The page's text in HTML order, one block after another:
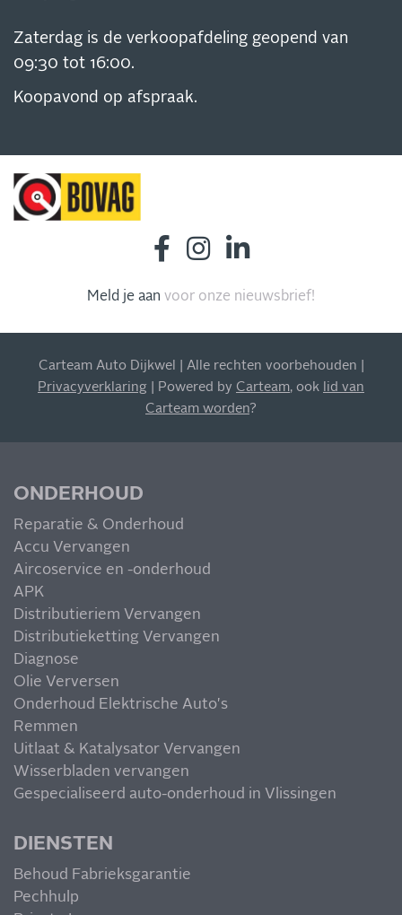
Zaterdag is de verkoopafdeling geopend van
09:30 tot 16:00.
Koopavond op afspraak.
Meld je aan voor onze nieuwsbrief!
INSCHRIJVEN NIEUWSBRIEF
Carteam Auto Dijkwel | Alle rechten voorbehouden |
Privacyverklaring | Powered by Carteam, ook
lid van
Carteam worden?
ONDERHOUD
Reparatie & Onderhoud
Accu Vervangen
Aircoservice en -onderhoud
APK
Distributieriem Vervangen
Distributieketting Vervangen
Diagnose
Olie Verversen
Onderhoud Elektrische Auto's
Remmen
Uitlaat & Katalysator Vervangen
Wisserbladen vervangen
Gespecialiseerd auto-onderhoud in Vlissingen
DIENSTEN
Behoud Fabrieksgarantie
Pechhulp